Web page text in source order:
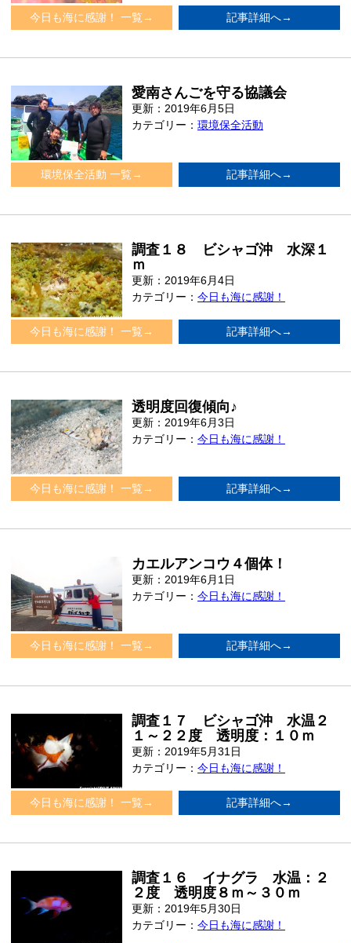
今日も海に感謝！ 一覧→ 記事詳細へ→
愛南さんごを守る協議会
更新：2019年6月5日
カテゴリー： 環境保全活動
環境保全活動 一覧→ 記事詳細へ→
調査１８ ビシャゴ沖 水深１
ｍ
更新：2019年6月4日
カテゴリー： 今日も海に感謝！
今日も海に感謝！ 一覧→ 記事詳細へ→
透明度回復傾向♪
更新：2019年6月3日
カテゴリー： 今日も海に感謝！
今日も海に感謝！ 一覧→ 記事詳細へ→
カエルアンコウ４個体！
更新：2019年6月1日
カテゴリー： 今日も海に感謝！
今日も海に感謝！ 一覧→ 記事詳細へ→
調査１７ ビシャゴ沖 水温２
１～２２度 透明度：１０ｍ
更新：2019年5月31日
カテゴリー： 今日も海に感謝！
今日も海に感謝！ 一覧→ 記事詳細へ→
調査１６ イナグラ 水温：２
２度 透明度８ｍ～３０ｍ
更新：2019年5月30日
カテゴリー： 今日も海に感謝！